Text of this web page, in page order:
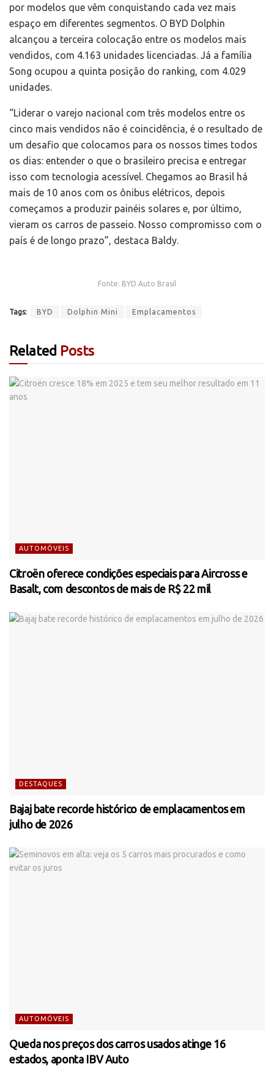
por modelos que vêm conquistando cada vez mais
espaço em diferentes segmentos. O BYD Dolphin
alcançou a terceira colocação entre os modelos mais
vendidos, com 4.163 unidades licenciadas. Já a família
Song ocupou a quinta posição do ranking, com 4.029
unidades.
“Liderar o varejo nacional com três modelos entre os
cinco mais vendidos não é coincidência, é o resultado de
um desafio que colocamos para os nossos times todos
os dias: entender o que o brasileiro precisa e entregar
isso com tecnologia acessível. Chegamos ao Brasil há
mais de 10 anos com os ônibus elétricos, depois
começamos a produzir painéis solares e, por último,
vieram os carros de passeio. Nosso compromisso com o
país é de longo prazo”, destaca Baldy.
Fonte: BYD Auto Brasil
Tags: BYD Dolphin Mini Emplacamentos
Related Posts
AUTOMÓVEIS
Citroën oferece condições especiais para Aircross e
Basalt, com descontos de mais de R$ 22 mil
DESTAQUES
Bajaj bate recorde histórico de emplacamentos em
julho de 2026
AUTOMÓVEIS
Queda nos preços dos carros usados atinge 16
estados, aponta IBV Auto